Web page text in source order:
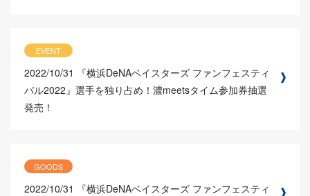
EVENT
2022/10/31
『横浜DeNAベイスターズ ファンフェスティ
バル2022』選手を独り占め！濃meetsタイム参加券抽選
発売！
GOODS
2022/10/31
『横浜DeNAベイスターズ ファンフェスティ